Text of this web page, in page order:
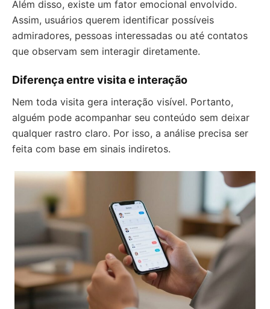
Além disso, existe um fator emocional envolvido.
Assim, usuários querem identificar possíveis
admiradores, pessoas interessadas ou até contatos
que observam sem interagir diretamente.
Diferença entre visita e interação
Nem toda visita gera interação visível. Portanto,
alguém pode acompanhar seu conteúdo sem deixar
qualquer rastro claro. Por isso, a análise precisa ser
feita com base em sinais indiretos.